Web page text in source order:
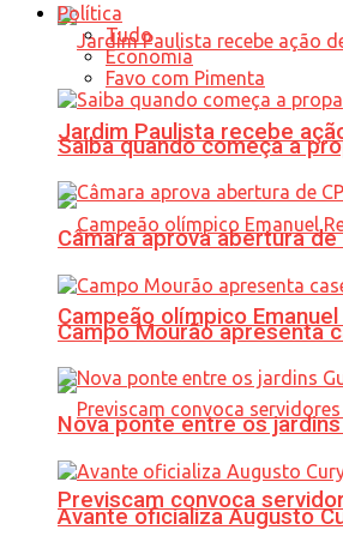
Jardim Paulista recebe
Campeão olímpico
Previscam convoca
Política
Tudo
Economia
Favo com Pimenta
Saiba quando começa a
Câmara aprova abertura
Campo Mourão apresenta
Nova ponte entre os
Avante oficializa Augusto